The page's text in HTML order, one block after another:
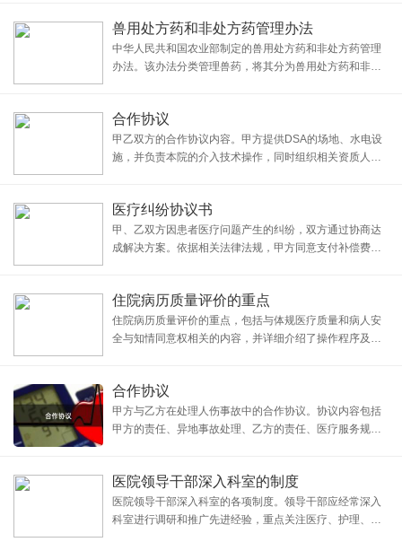
异议或重新签订协议，视为同意协议延续。
兽用处方药和非处方药管理办法
中华人民共和国农业部制定的兽用处方药和非处方药管理
办法。该办法分类管理兽药，将其分为兽用处方药和非处
以加强兽药监督管理，促进兽医临床合理用药，保障动物
合作协议
甲乙双方的合作协议内容。甲方提供DSA的场地、水电设
施，并负责本院的介入技术操作，同时组织相关资质人员
利和义务，包括设备款项支付、耗材采购价格等合作
医疗纠纷协议书
甲、乙双方因患者医疗问题产生的纠纷，双方通过协商达
成解决方案。依据相关法律法规，甲方同意支付补偿费用
各持一份，自双方签字盖章之日起生效。
住院病历质量评价的重点
住院病历质量评价的重点，包括与体规医疗质量和病人安
全与知情同意权相关的内容，并详细介绍了操作程序及病
历质量评价。操作程序包括医疗、护理文书质量评价，病
合作协议
甲方与乙方在处理人伤事故中的合作协议。协议内容包括
甲方的责任、异地事故处理、乙方的责任、医疗服务规
甲方将受伤人员送往乙方医院进行治疗，乙方提供优质的
医
医院领导干部深入科室的制度
医院领导干部深入科室的各项制度。领导干部应经常深入
科室进行调研和推广先进经验，重点关注医疗、护理、教